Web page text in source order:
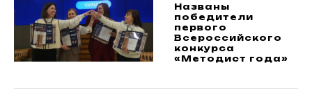
Названы
победители
первого
Всероссийского
конкурса
«Методист года»